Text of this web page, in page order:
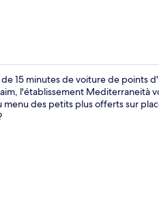
15 minutes de voiture de points
l'établissement Mediterraneità
des petits plus offerts sur